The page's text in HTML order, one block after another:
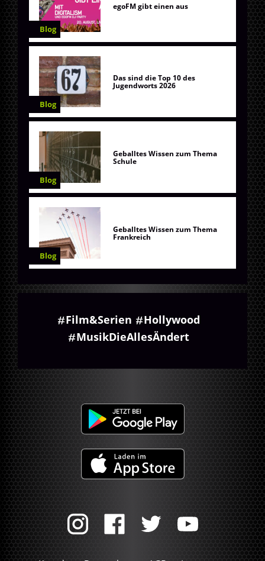
Blog
egoFM gibt einen aus
Blog
Das sind die Top 10 des
Jugendworts 2026
Blog
Geballtes Wissen zum Thema
Schule
Blog
Geballtes Wissen zum Thema
Frankreich
Film&Serien
Hollywood
MusikDieAllesÄndert